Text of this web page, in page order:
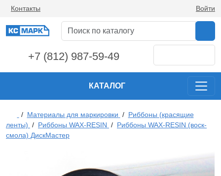
Контакты Войти
+7 (812) 987-59-49
КАТАЛОГ
/ Материалы для маркировки / Риббоны (красящие
ленты) / Риббоны WAX-RESIN / Риббоны WAX-RESIN (воск-
смола) ДискМастер